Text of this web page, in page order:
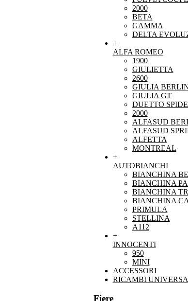
2000
BETA
GAMMA
DELTA
+
ALFA ROMEO
1900
GIULIETTA
2600
GIULIA
GIULIA GT
DUETTO
2000
ALFASUD
ALFASUD
ALFETTA
MONTREAL
+
AUTOBIANCHI
BIANCHINA
BIANCHINA
BIANCHINA
BIANCHINA
PRIMULA
STELLINA
A112
+
INNOCENTI
950
MINI
ACCESSORI
RICAMBI
Fiere